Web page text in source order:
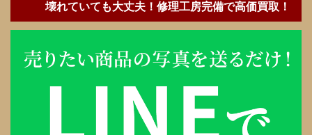
壊れていても大丈夫！修理工房完備で高価買取！